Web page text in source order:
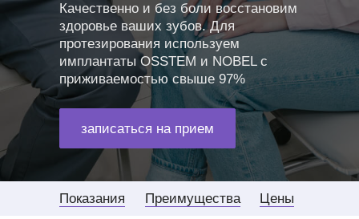
Качественно и без боли восстановим
здоровье ваших зубов. Для
протезирования используем
имплантаты OSSTEM и NOBEL с
приживаемостью свыше 97%
записаться на прием
Показания Преимущества Цены